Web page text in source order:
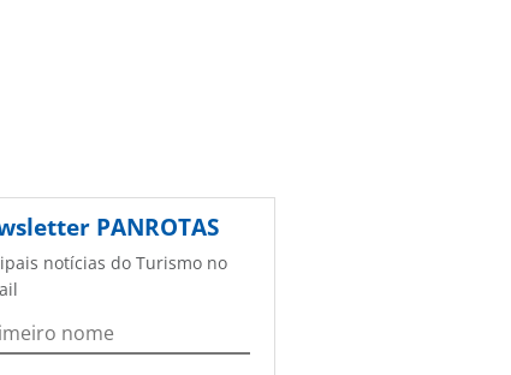
PANROTAS
notícias do Turismo no